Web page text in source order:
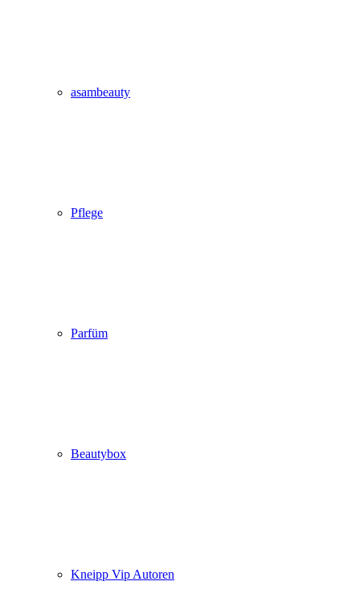
asambeauty
Pflege
Parfüm
Beautybox
Kneipp Vip Autoren